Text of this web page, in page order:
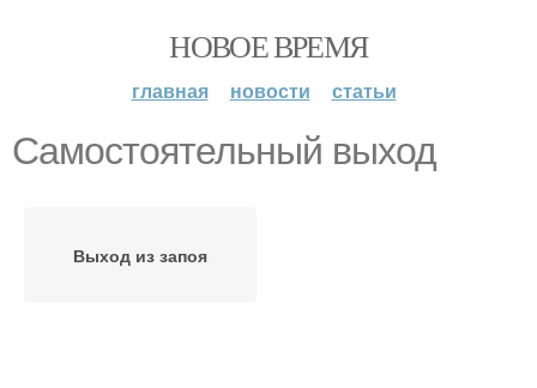
НОВОЕ ВРЕМЯ
главная новости статьи
Самостоятельный выход
Выход из запоя